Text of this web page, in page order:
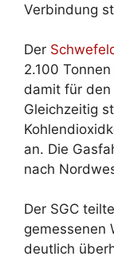
Verbindung
Der
2.100
damit für den
Gleichzeitig
an. Die
nach
Der SGC
gemessenen
deutlich